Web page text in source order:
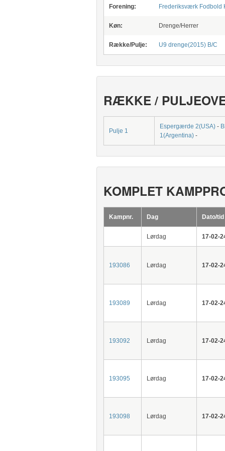
Forening: Frederiksværk Fodbold
Køn: Drenge/Herrer
Række/Pulje: U9 drenge(2015) B/C
RÆKKE /
Pulje 1
Espergærde 2(USA)-
1(Argentina)-
KOMPLET
Kampnr. Dag Dato/tid
Lørdag 17-02-
193086 Lørdag 17-02-
193089 Lørdag 17-02-
193092 Lørdag 17-02-
193095 Lørdag 17-02-
193098 Lørdag 17-02-